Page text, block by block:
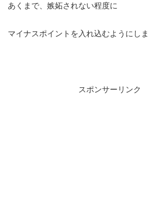
あくまで、嫉妬されない程度に
マイナスポイントを入れ込むようにしま
スポンサーリンク